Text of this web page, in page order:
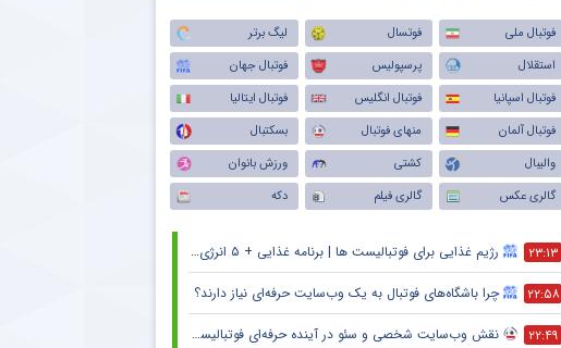
فوتبال ملی فوتسال
لیگ برتر
استقلال
پرسپولیس
فوتبال جهان
فوتبال اسپانیا
فوتبال انگلیس
فوتبال ایتالیا
فوتبال آلمان
منهای فوتبال
بسکتبال
والیبال
کشتی
ورزش بانوان
گالری عکس
گالری فیلم دکه
۲۳:۱۳ رژیم غذایی برای فوتبالیست ها | برنامه غذایی + ۵ انرژی زا
۲۲:۵۸ چرا باشگاه‌های فوتبال به یک وب‌سایت حرفه‌ای نیاز دارند؟
۲۲:۴۹ نقش وب‌سایت شخصی و سئو در آینده حرفه‌ای فوتبالیست‌ها و مربیان